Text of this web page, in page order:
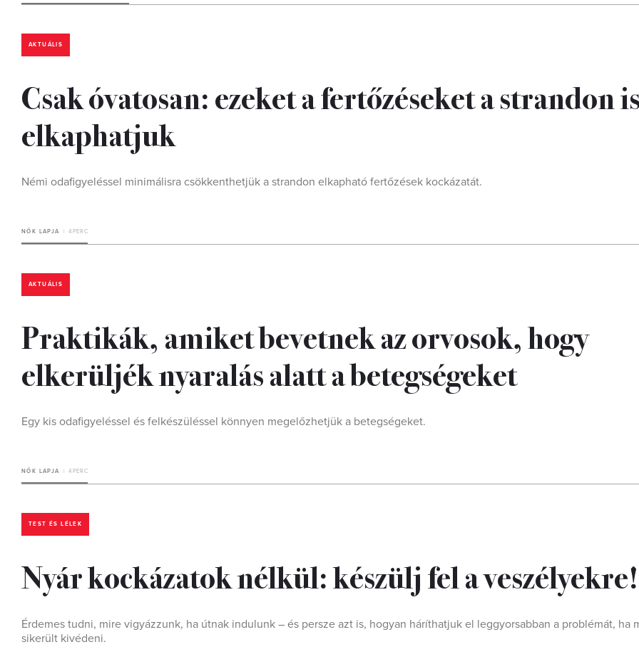
AKTUÁLIS
Csak óvatosan: ezeket a fertőzéseket a strandon
elkaphatjuk
Némi odafigyeléssel minimálisra csökkenthetjük a strandon elkapható fertőzések kockázatát.
NŐK LAPJA 4 PERC
AKTUÁLIS
Praktikák, amiket bevetnek az orvosok, hogy
elkerüljék nyaralás alatt a betegségeket
Egy kis odafigyeléssel és felkészüléssel könnyen megelőzhetjük a betegségeket.
NŐK LAPJA 4 PERC
TEST ÉS LÉLEK
Nyár kockázatok nélkül: készülj fel a veszélyekre!
Érdemes tudni, mire vigyázzunk, ha útnak indulunk – és persze azt is, hogyan háríthatjuk el leggyorsabban a problémát, ha
sikerült kivédeni.